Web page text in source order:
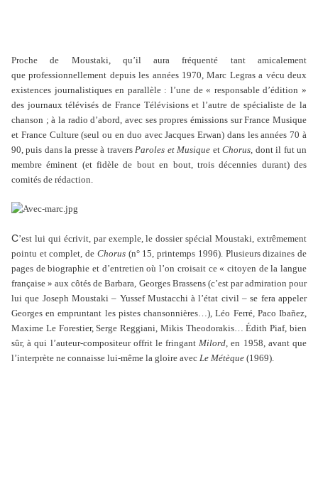
Proche de Moustaki, qu’il aura fréquenté tant amicalement
que professionnellement depuis les années 1970, Marc Legras a vécu deux
existences journalistiques en parallèle : l’une de « responsable d’édition »
des journaux télévisés de France Télévisions et l’autre de spécialiste de la
chanson ; à la radio d’abord, avec ses propres émissions sur France Musique
et France Culture (seul ou en duo avec Jacques Erwan) dans les années 70 à
90, puis dans la presse à traversParoles et Musique etChorus, dont il fut un
membre éminent (et fidèle de bout en bout, trois décennies durant) des
comités de rédaction.
C’est lui qui écrivit, par exemple, le dossier spécial Moustaki, extrêmement
pointu et complet, de Chorus(n° 15, printemps 1996). Plusieurs dizaines de
pages de biographie et d’entretien où l’on croisait ce « citoyen de la langue
française » aux côtés de Barbara, Georges Brassens (c’est par admiration pour
lui que Joseph Moustaki – Yussef Mustacchi à l’état civil – se fera appeler
Georges en empruntant les pistes chansonnières…), Léo Ferré, Paco Ibañez,
Maxime Le Forestier, Serge Reggiani, Mikis Theodorakis… Édith Piaf, bien
sûr, à qui l’auteur-compositeur offrit le fringantMilord, en 1958, avant que
l’interprète ne connaisse lui-même la gloire avec Le Métèque (1969).